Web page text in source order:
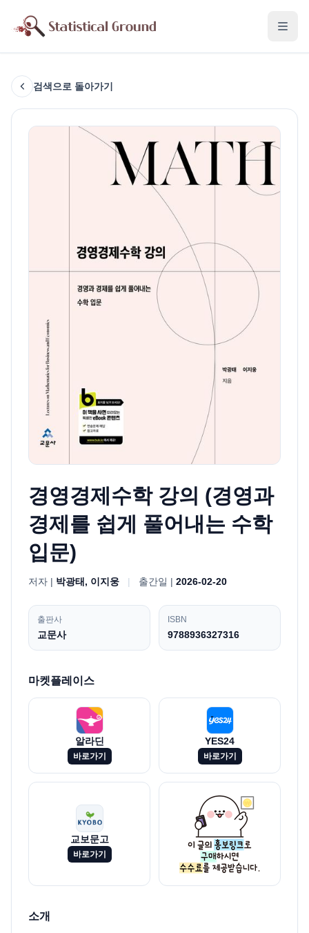
검색으로 돌아가기
경영경제수학 강의 (경영과
경제를 쉽게 풀어내는 수학
입문)
저자 | 박광태, 이지웅 | 출간일 | 2026-02-20
출판사
교문사
ISBN
9788936327316
마켓플레이스
알라딘
바로가기
YES24
바로가기
교보문고
바로가기
소개